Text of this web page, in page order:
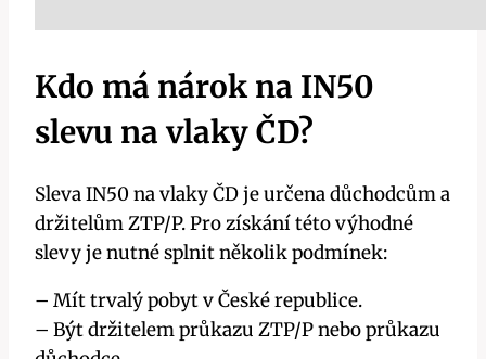
Kdo má nárok na IN50
slevu na vlaky ČD?
Sleva IN50 na vlaky ČD je určena důchodcům a
držitelům ZTP/P. Pro získání této výhodné
slevy je nutné splnit několik podmínek:
– Mít trvalý pobyt v České republice.
– Být držitelem průkazu ZTP/P nebo průkazu